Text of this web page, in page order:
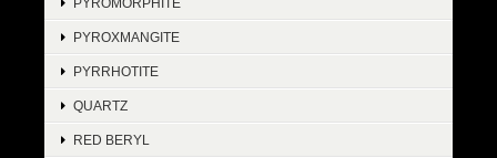
PYROXMANGITE
PYRRHOTITE
QUARTZ
RED BERYL